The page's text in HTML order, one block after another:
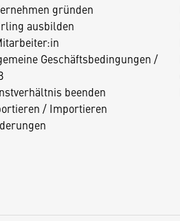
gründen
ausbilden
Geschäftsbedingungen /
beenden
/ Importieren